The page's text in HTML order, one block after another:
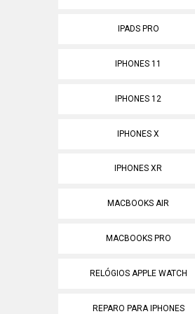
IPADS PRO
IPHONES 11
IPHONES 12
IPHONES X
IPHONES XR
MACBOOKS AIR
MACBOOKS PRO
RELÓGIOS APPLE WATCH
REPARO PARA IPHONES